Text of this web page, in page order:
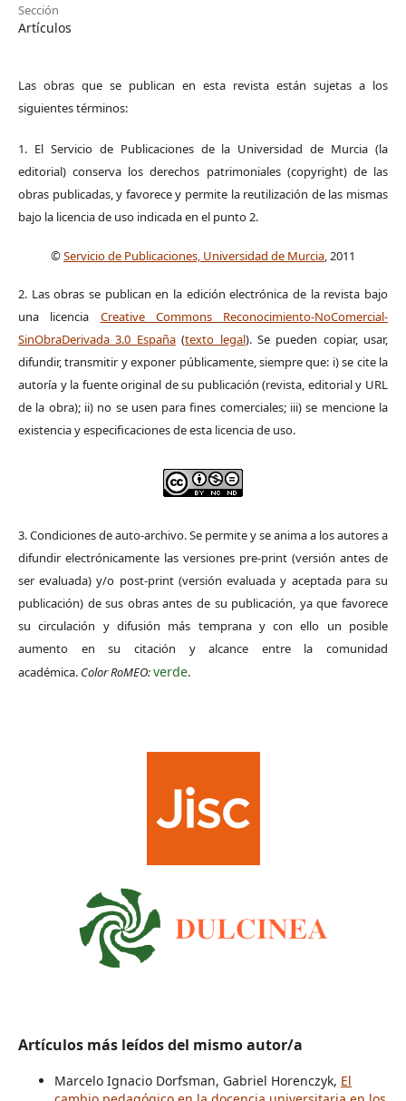
Sección
Artículos
Las obras que se publican en esta revista están sujetas a los
siguientes términos:
1. El Servicio de Publicaciones de la Universidad de Murcia (la
editorial) conserva los derechos patrimoniales (copyright) de las
obras publicadas, y favorece y permite la reutilización de las mismas
bajo la licencia de uso indicada en el punto 2.
©Servicio de Publicaciones, Universidad de Murcia, 2011
2. Las obras se publican en la edición electrónica de la revista bajo
una licencia Creative Commons Reconocimiento-NoComercial-
SinObraDerivada 3.0 España(texto legal). Se pueden copiar, usar,
difundir, transmitir y exponer públicamente, siempre que: i) se cite la
autoría y la fuente original de su publicación (revista, editorial y URL
de la obra); ii) no se usen para fines comerciales; iii) se mencione la
existencia y especificaciones de esta licencia de uso.
3. Condiciones de auto-archivo. Se permite y se anima a los autores a
difundir electrónicamente las versiones pre-print (versión antes de
ser evaluada) y/o post-print (versión evaluada y aceptada para su
publicación) de sus obras antes de su publicación, ya que favorece
su circulación y difusión más temprana y con ello un posible
aumento en su citación y alcance entre la comunidad
académica. Color RoMEO:verde.
Artículos más leídos del mismo autor/a
Marcelo Ignacio Dorfsman, Gabriel Horenczyk, El